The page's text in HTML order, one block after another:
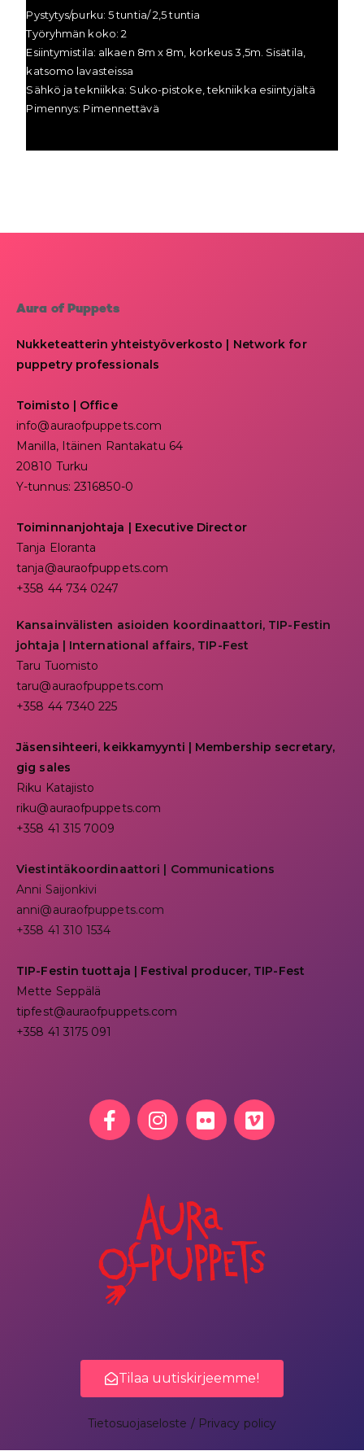
Pystytys/purku: 5 tuntia/ 2,5 tuntia
Työryhmän koko: 2
Esiintymistila: alkaen 8m x 8m, korkeus 3,5m. Sisätila,
katsomo lavasteissa
Sähkö ja tekniikka: Suko-pistoke, tekniikka esiintyjältä
Pimennys: Pimennettävä
Aura of Puppets
Nukketeatterin yhteistyöverkosto | Network for
puppetry professionals
Toimisto | Office
info@auraofpuppets.com
Manilla, Itäinen Rantakatu 64
20810 Turku
Y-tunnus: 2316850-0
Toiminnanjohtaja | Executive Director
Tanja Eloranta
tanja@auraofpuppets.com
+358 44 734 0247
Kansainvälisten asioiden koordinaattori, TIP-Festin
johtaja | International affairs, TIP-Fest
Taru Tuomisto
taru@auraofpuppets.com
+358 44 7340 225
Jäsensihteeri, keikkamyynti | Membership secretary,
gig sales
Riku Katajisto
riku@auraofpuppets.com
+358 41 315 7009
Viestintäkoordinaattori | Communications
Anni Saijonkivi
anni@auraofpuppets.com
+358 41 310 1534
TIP-Festin tuottaja | Festival producer, TIP-Fest
Mette Seppälä
tipfest@auraofpuppets.com
+358 41 3175 091
Tilaa uutiskirjeemme!
Tietosuojaseloste / Privacy policy